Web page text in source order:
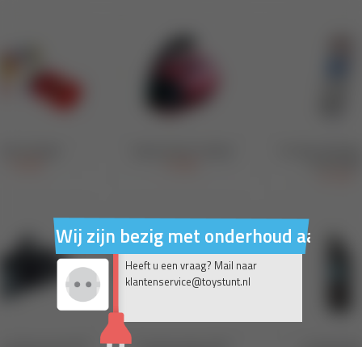
Wij zijn bezig met onderhoud aan
Heeft u een vraag? Mail naar
klantenservice@toystunt.nl